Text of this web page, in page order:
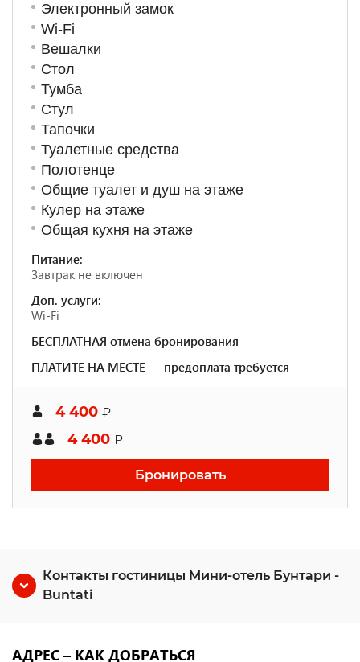
Электронный замок
Wi-Fi
Вешалки
Стол
Тумба
Стул
Тапочки
Туалетные средства
Полотенце
Общие туалет и душ на этаже
Кулер на этаже
Общая кухня на этаже
Питание:
Завтрак не включен
Доп. услуги:
Wi-Fi
БЕСПЛАТНАЯ отмена бронирования
ПЛАТИТЕ НА МЕСТЕ — предоплата требуется
4 400 ₽
4 400 ₽
Бронировать
Контакты гостиницы Мини-отель Бунтари -
Buntati
АДРЕС – КАК ДОБРАТЬСЯ